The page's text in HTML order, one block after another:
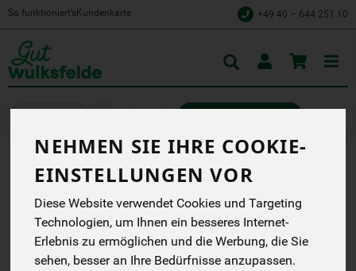
NEHMEN SIE IHRE COOKIE-
EINSTELLUNGEN VOR
Diese Website verwendet Cookies und Targeting
Technologien, um Ihnen ein besseres Internet-
Erlebnis zu ermöglichen und die Werbung, die Sie
sehen, besser an Ihre Bedürfnisse anzupassen.
So funktioniert’s Kundenkarte +49 40 – 644 251 10
PARMIGIANO REGGIANO,
GERIEBEN
Original, D.O.P. zertifiziert
Isana / bioverde
Toggle
cart